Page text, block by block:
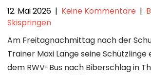
12. Mai 2026 | Keine Kommentare |
Skispringen
Am Freitagnachmittag nach der
Trainer Maxi Lange seine Schützlinge
dem RWV-Bus nach Biberschlag in